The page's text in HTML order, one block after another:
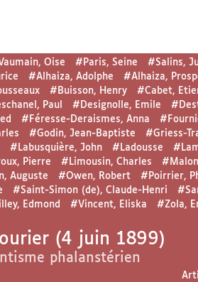
Oise #Paris, Seine #Salins,
#Alhaiza, Adolphe #Alhaiza,
#Buisson, Henry #Cabet,
Paul #Designolle, Emile
#Féresse-Deraismes, Anna
#Godin, Jean-Baptiste
#Griess-
#Labusquière, John #Ladousse
Pierre #Limousin, Charles
Auguste #Owen, Robert #Poirrier,
#Saint-Simon (de), Claude-Henri
Edmond #Vincent, Eliska #Zola,
(4 juin 1899)
phalanstérien